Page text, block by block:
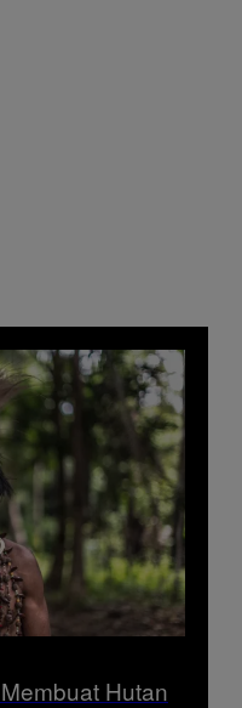
Hutan